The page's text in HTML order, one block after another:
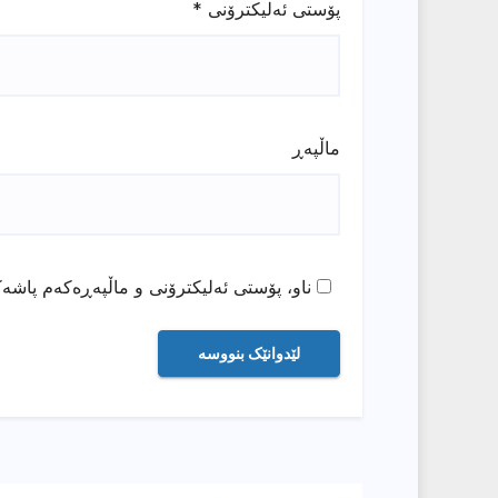
پۆستی ئەلیکترۆنی *
ماڵپه‌ڕ
ناو، پۆستی ئەلیکترۆنی و ماڵپەڕەکەم